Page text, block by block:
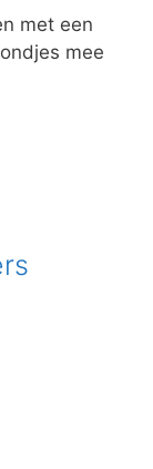
met een
mee